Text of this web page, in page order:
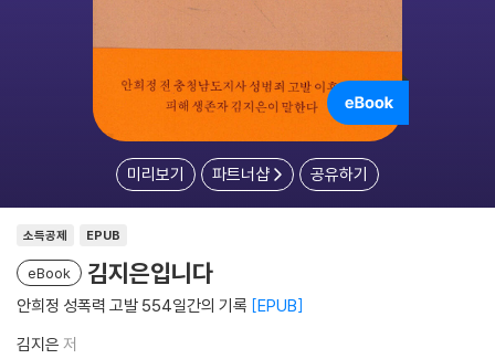
미리보기 파트너샵 공유하기
소득공제 EPUB
eBook 김지은입니다
안희정 성폭력 고발 554일간의 기록 EPUB
김지은 저